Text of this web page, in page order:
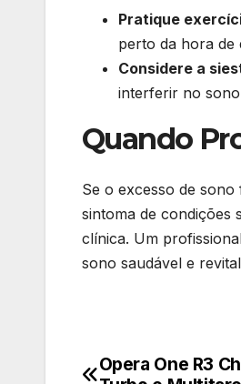
Pratique
perto da hora de
Considere a
interferir no
Quando
Se o excesso de
sintoma de condições
clínica. Um
sono saudável e
Navegação
Opera One R3